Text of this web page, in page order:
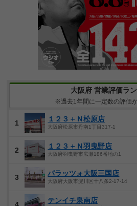
大阪府 営業評価ラ
※過去1年間に一定数の評価
1 １２３＋Ｎ松原店
大阪府松原市丹南1丁目317-1
2 １２３＋Ｎ羽曳野店
大阪府羽曳野市広瀬186番地の1
3 パラッツォ大阪三国店
大阪府大阪市淀川区十八条2-17-14
テンイチ泉南店